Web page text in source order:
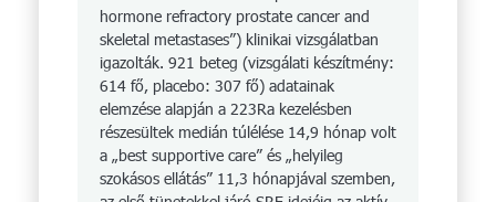
hormone refractory prostate cancer and
skeletal metastases”) klinikai vizsgálatban
igazolták. 921 beteg (vizsgálati készítmény:
614 fő, placebo: 307 fő) adatainak
elemzése alapján a 223Ra kezelésben
részesültek medián túlélése 14,9 hónap volt
a „best supportive care” és „helyileg
szokásos ellátás” 11,3 hónapjával szemben,